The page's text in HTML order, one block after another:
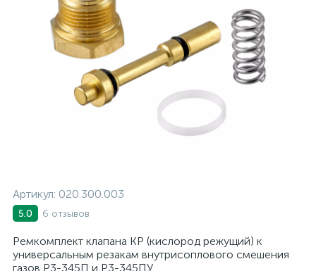
Артикул: 020.300.003
5.0 6 отзывов
Ремкомплект клапана КР (кислород режущий) к
универсальным резакам внутрисоплового смешения
газов Р3-345П и Р3-345ПУ.